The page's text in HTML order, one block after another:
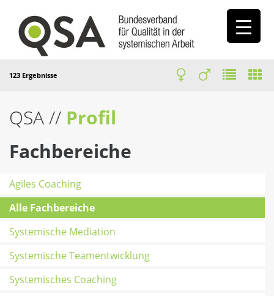
123 Ergebnisse
QSA// Profil
Fachbereiche
Agiles Coaching
Alle Fachbereiche
Systemische Mediation
Systemische Teamentwicklung
Systemisches Coaching